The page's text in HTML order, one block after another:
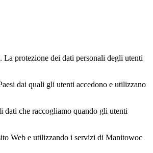
La protezione dei dati personali degli utenti
dai quali gli utenti accedono e utilizzano
dati che raccogliamo quando gli utenti
Web e utilizzando i servizi di Manitowoc